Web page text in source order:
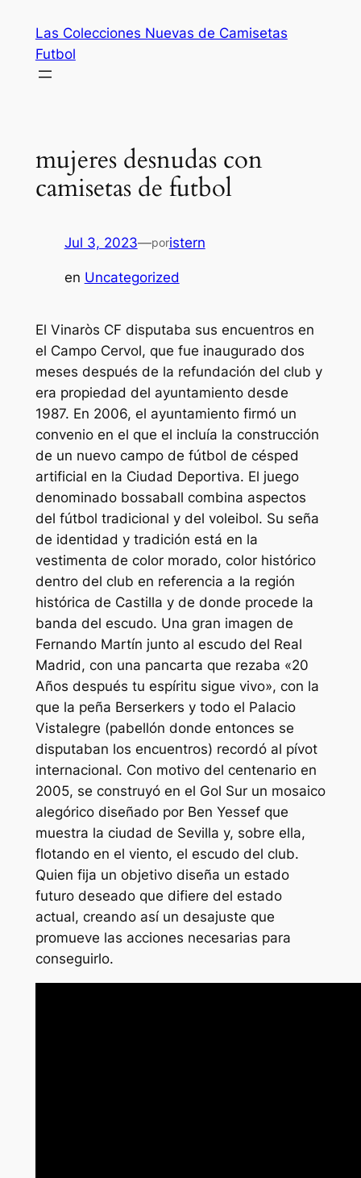
contenido
Las Colecciones Nuevas de Camisetas
Futbol
mujeres desnudas con
camisetas de futbol
Jul 3, 2023—poristern
en Uncategorized
El Vinaròs CF disputaba sus encuentros en
el Campo Cervol, que fue inaugurado dos
meses después de la refundación del club y
era propiedad del ayuntamiento desde
1987. En 2006, el ayuntamiento firmó un
convenio en el que el incluía la construcción
de un nuevo campo de fútbol de césped
artificial en la Ciudad Deportiva. El juego
denominado bossaball combina aspectos
del fútbol tradicional y del voleibol. Su seña
de identidad y tradición está en la
vestimenta de color morado, color histórico
dentro del club en referencia a la región
histórica de Castilla y de donde procede la
banda del escudo. Una gran imagen de
Fernando Martín junto al escudo del Real
Madrid, con una pancarta que rezaba «20
Años después tu espíritu sigue vivo», con la
que la peña Berserkers y todo el Palacio
Vistalegre (pabellón donde entonces se
disputaban los encuentros) recordó al pívot
internacional. Con motivo del centenario en
2005, se construyó en el Gol Sur un mosaico
alegórico diseñado por Ben Yessef que
muestra la ciudad de Sevilla y, sobre ella,
flotando en el viento, el escudo del club.
Quien fija un objetivo diseña un estado
futuro deseado que difiere del estado
actual, creando así un desajuste que
promueve las acciones necesarias para
conseguirlo.